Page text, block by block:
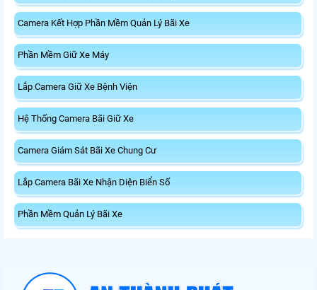
Camera Kết Hợp Phần Mềm Quản Lý Bãi Xe
Phần Mềm Giữ Xe Máy
Lắp Camera Giữ Xe Bệnh Viện
Hệ Thống Camera Bãi Giữ Xe
Camera Giám Sát Bãi Xe Chung Cư
Lắp Camera Bãi Xe Nhận Diện Biển Số
Phần Mềm Quản Lý Bãi Xe